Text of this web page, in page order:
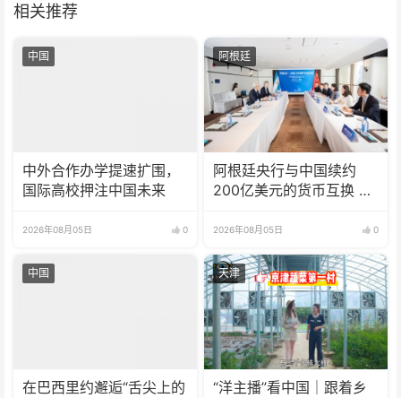
相关推荐
中国
中外合作办学提速扩围，
国际高校押注中国未来
2026年08月05日 0
阿根廷
阿根廷央行与中国续约
200亿美元的货币互换 有
2026年08月05日 0
中国
在巴西里约邂逅“舌尖上的
天津
“洋主播”看中国｜跟着乡